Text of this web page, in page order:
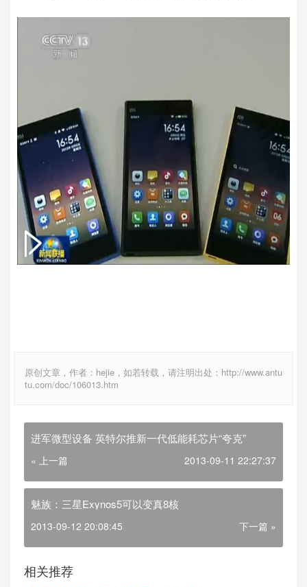
原创文章，作者：hejie，如若转载，请注明出处：http://www.antu
tu.com/doc/106013.htm
进军微型设备 英特尔推新一代低能耗芯片“夸克”
« 上一篇 2013-09-11 22:27:37
魅族：三星Exynos5可以变真8核
2013-09-12 20:08:45 下一篇 »
相关推荐